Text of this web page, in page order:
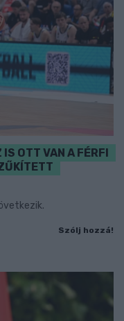
OTT VAN A FÉRFI
Szólj hozzá!